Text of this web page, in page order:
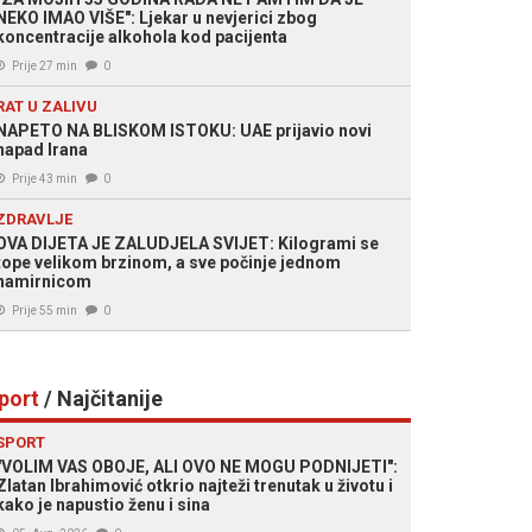
IMAO VIŠE": Ljekar u nevjerici zbog
alkohola kod pacijenta
Prije 27 min 0
U ZALIVU
NA BLISKOM ISTOKU: UAE prijavio novi
Irana
Prije 43 min 0
DIJETA JE ZALUDJELA SVIJET: Kilogrami se
velikom brzinom, a sve počinje jednom
Prije 55 min 0
/ Najčitanije
VAS OBOJE, ALI OVO NE MOGU PODNIJETI":
Ibrahimović otkrio najteži trenutak u životu i
je napustio ženu i sina